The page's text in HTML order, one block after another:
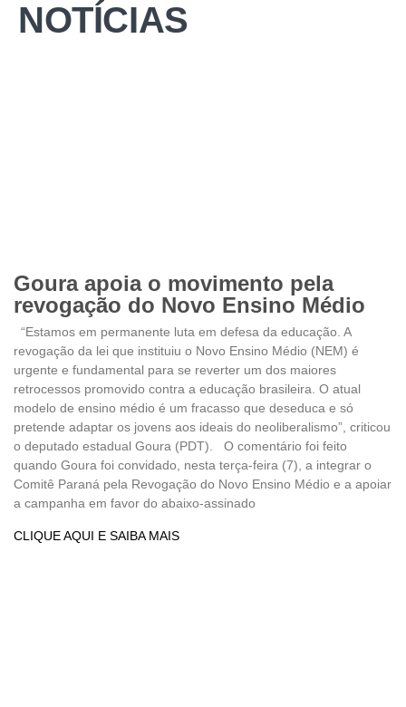
NOTÍCIAS
Goura apoia o movimento pela
revogação do Novo Ensino Médio
“Estamos em permanente luta em defesa da educação. A
revogação da lei que instituiu o Novo Ensino Médio (NEM) é
urgente e fundamental para se reverter um dos maiores
retrocessos promovido contra a educação brasileira. O atual
modelo de ensino médio é um fracasso que deseduca e só
pretende adaptar os jovens aos ideais do neoliberalismo”, criticou
o deputado estadual Goura (PDT). O comentário foi feito
quando Goura foi convidado, nesta terça-feira (7), a integrar o
Comitê Paraná pela Revogação do Novo Ensino Médio e a apoiar
a campanha em favor do abaixo-assinado
CLIQUE AQUI E SAIBA MAIS